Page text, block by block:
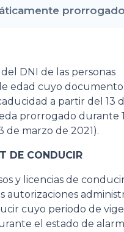
del DNI de las personas
edad cuyo
a partir del 13
prorrogado durante
de marzo de 2021).
DE CONDUCIR
y licencias de
autorizaciones
cuyo periodo de
el estado de